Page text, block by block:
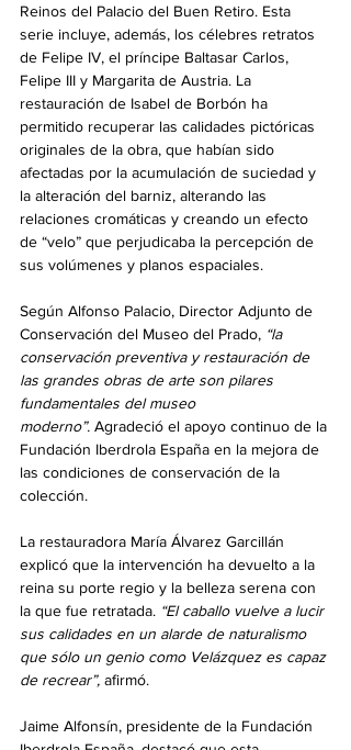
Reinos del Palacio del Buen Retiro. Esta
serie incluye, además, los célebres retratos
de Felipe IV, el príncipe Baltasar Carlos,
Felipe III y Margarita de Austria. La
restauración de Isabel de Borbón ha
permitido recuperar las calidades pictóricas
originales de la obra, que habían sido
afectadas por la acumulación de suciedad y
la alteración del barniz, alterando las
relaciones cromáticas y creando un efecto
de “velo” que perjudicaba la percepción de
sus volúmenes y planos espaciales.
Según Alfonso Palacio, Director Adjunto de
Conservación del Museo del Prado, “la
conservación preventiva y restauración de
las grandes obras de arte son pilares
fundamentales del museo
moderno”. Agradeció el apoyo continuo de la
Fundación Iberdrola España en la mejora de
las condiciones de conservación de la
colección.
La restauradora María Álvarez Garcillán
explicó que la intervención ha devuelto a la
reina su porte regio y la belleza serena con
la que fue retratada. “El caballo vuelve a lucir
sus calidades en un alarde de naturalismo
que sólo un genio como Velázquez es capaz
de recrear”, afirmó.
Jaime Alfonsín, presidente de la Fundación